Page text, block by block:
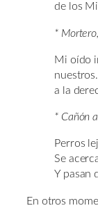
de los
*
Mi oído
a la
* Cañón
Perros
Se
Y pasan
En otros